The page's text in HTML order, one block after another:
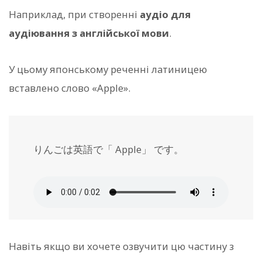
Наприклад, при створенні аудіо для
аудіювання з англійської мови.
У цьому японському реченні латиницею
вставлено слово «Apple».
りんごは英語で「 Apple」 です。
Навіть якщо ви хочете озвучити цю частину з